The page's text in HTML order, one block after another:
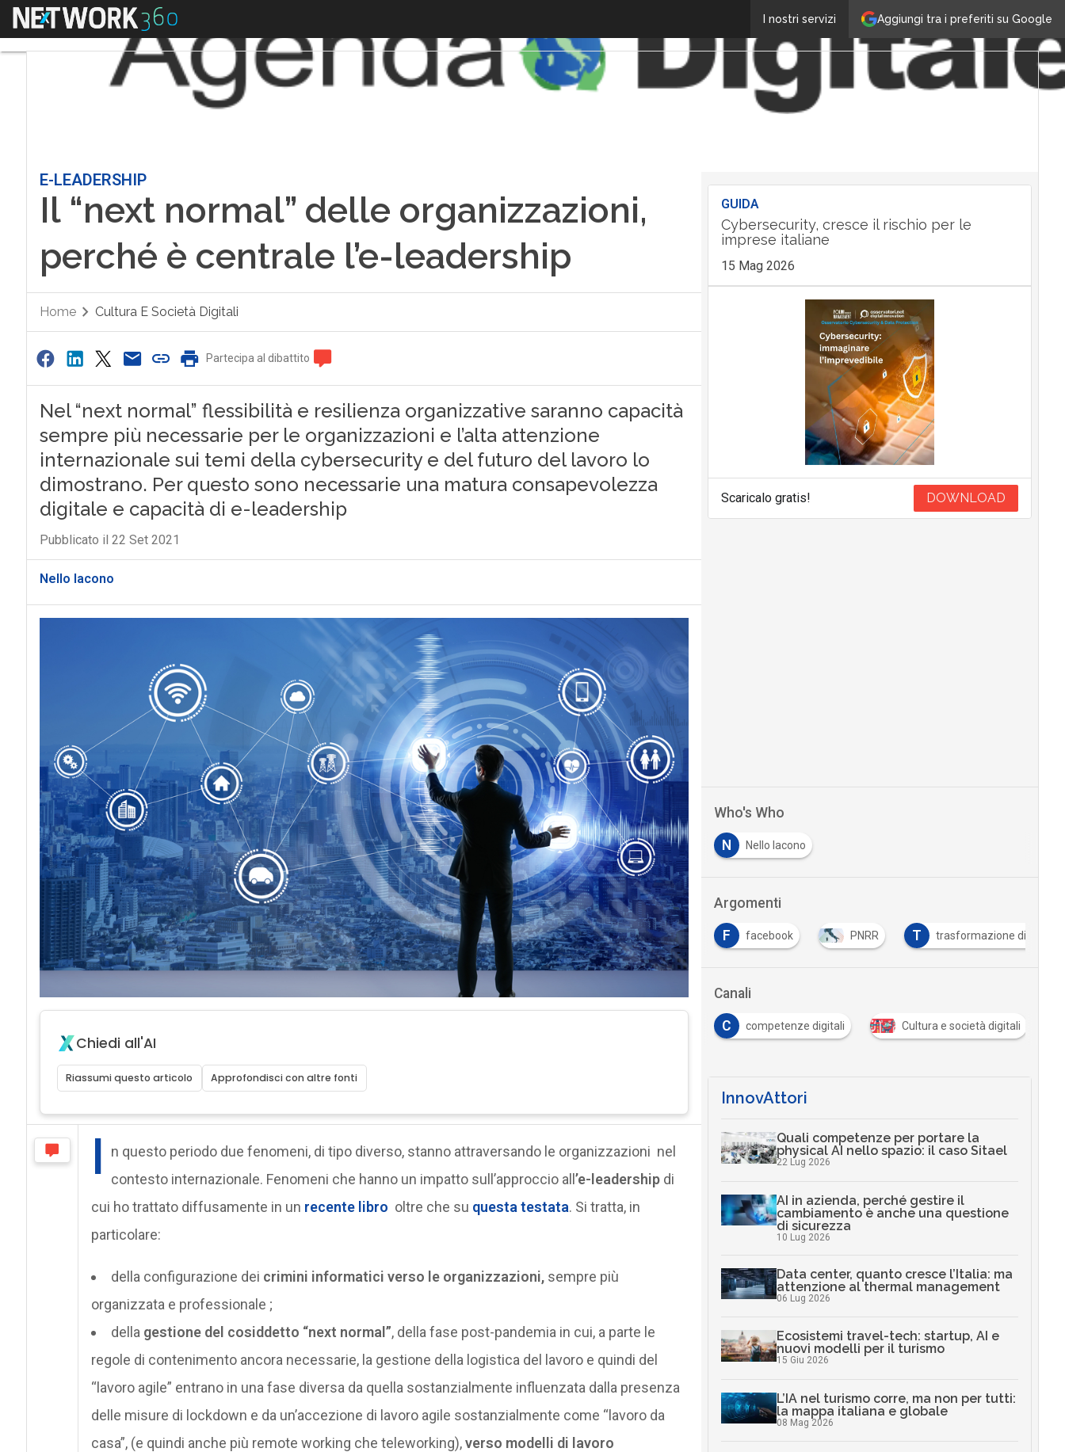
Aggiungi tra i preferiti su Google
I nostri servizi
Menu
E-LEADERSHIP
Il “next normal” delle organizzazioni,
perché è centrale l’e-leadership
Home Cultura E Società Digitali
Partecipa al dibattito
Nel “next normal” flessibilità e resilienza organizzative saranno capacità
sempre più necessarie per le organizzazioni e l’alta attenzione
internazionale sui temi della cybersecurity e del futuro del lavoro lo
dimostrano. Per questo sono necessarie una matura consapevolezza
digitale e capacità di e-leadership
Pubblicato il 22 Set 2021
Nello Iacono
Chiedi all'AI
Riassumi questo articolo Approfondisci con altre fonti
I
n questo periodo due fenomeni, di tipo diverso, stanno attraversando le organizzazioni nel
contesto internazionale. Fenomeni che hanno un impatto sull’approccio all’e-leadershipdi
cui ho trattato diffusamente in un recente libro oltre che su questa testata. Si tratta, in
particolare:
della configurazione dei crimini informatici verso le organizzazioni,sempre più
organizzata e professionale ;
della gestione del cosiddetto “next normal”, della fase post-pandemia in cui, a parte le
regole di contenimento ancora necessarie, la gestione della logistica del lavoro e quindi del
“lavoro agile” entrano in una fase diversa da quella sostanzialmente influenzata dalla presenza
delle misure di lockdown e da un’accezione di lavoro agile sostanzialmente come “lavoro da
casa”, (e quindi anche più remote working che teleworking),verso modelli di lavoro
GUIDA
Cybersecurity, cresce il rischio per le
imprese italiane
15 Mag 2026
Scaricalo gratis! DOWNLOAD
Who's Who
N Nello Iacono
Argomenti
cloud F facebook PNRR T trasformazione digitale
Canali
C competenze digitali Cultura e società digitali
InnovAttori
Quali competenze per portare la
physical AI nello spazio: il caso Sitael
22 Lug 2026
AI in azienda, perché gestire il
cambiamento è anche una questione
di sicurezza
10 Lug 2026
Data center, quanto cresce l’Italia: ma
attenzione al thermal management
06 Lug 2026
Ecosistemi travel-tech: startup, AI e
nuovi modelli per il turismo
15 Giu 2026
L’IA nel turismo corre, ma non per tutti:
la mappa italiana e globale
08 Mag 2026